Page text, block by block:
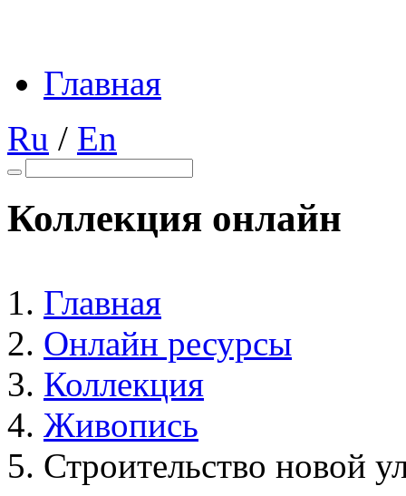
Главная
Ru / En
Коллекция онлайн
Главная
Онлайн ресурсы
Коллекция
Живопись
Строительство новой